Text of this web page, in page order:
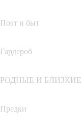
Поэт и быт
Гардероб
РОДНЫЕ И БЛИЗКИЕ
Предки